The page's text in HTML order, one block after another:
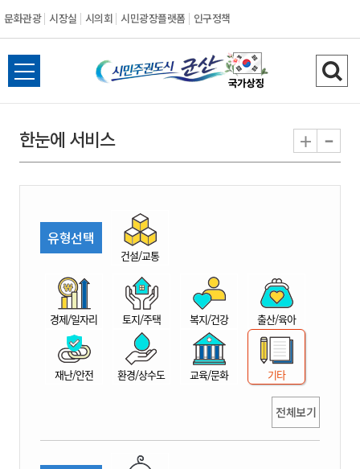
문화관광 시장실 시의회 시민광장플랫폼 인구정책
시
민
권
시
산
전
체
뉴
열
검
색
기
한눈에 서비스 + -
유형선택
건설/교통
경제/일자리 토지/주택 복지/건강 출산/육아
재난/안전 환경/상수도 교육/문화 기타
전체보기